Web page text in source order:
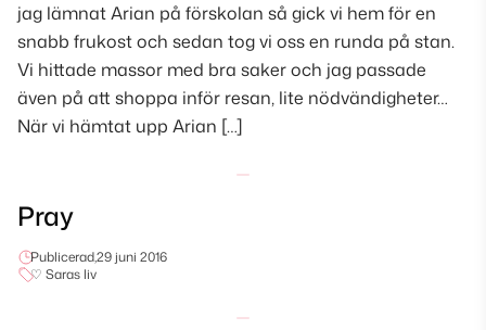
jag lämnat Arian på förskolan så gick vi hem för en
snabb frukost och sedan tog vi oss en runda på stan.
Vi hittade massor med bra saker och jag passade
även på att shoppa inför resan, lite nödvändigheter…
När vi hämtat upp Arian […]
Pray
Publicerad,29 juni 2016
♡ Saras liv